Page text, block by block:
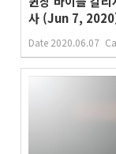
사 (Jun 7,
Date 2020.06.07